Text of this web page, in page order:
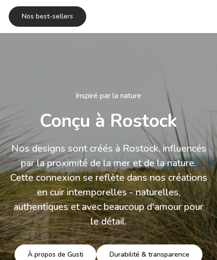
Nos best-sellers
Inspiré par la nature
Conçu à Rostock
Nos designs sont créés à Rostock, influencés
par la proximité de la mer et de la nature.
Cette connexion se reflète dans nos créations
en cuir intemporelles - naturelles,
authentiques et avec beaucoup d'amour pour
le détail.
À propos de Gusti Durabilité & transparence